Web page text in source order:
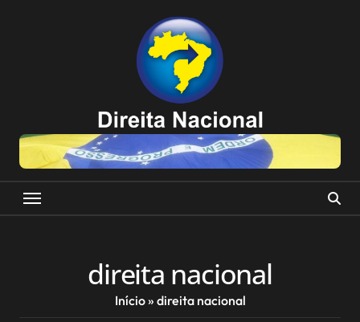
direita nacional
Início» direita nacional